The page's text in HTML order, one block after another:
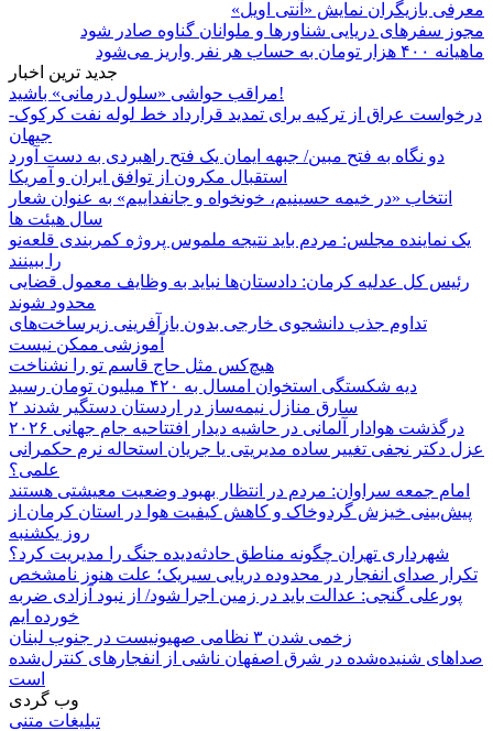
معرفی بازیگران نمایش «آنتی اویل»
مجوز سفرهای دریایی شناورها و ملوانان گناوه صادر شود
ماهیانه ۴۰۰ هزار تومان به حساب هر نفر واریز می‌شود
جدید ترین اخبار
مراقب حواشی «سلول درمانی» باشید!
درخواست عراق از ترکیه برای تمدید قرارداد خط لوله نفت کرکوک-
جیهان
دو نگاه به فتح مبین/ جبهه ایمان یک فتح راهبردی به دست آورد
استقبال مکرون از توافق ایران و آمریکا
انتخاب «در خیمه حسینیم، خونخواه و جانفداییم» به عنوان شعار
سال هیئت ها
یک نماینده مجلس: مردم باید نتیجه ملموس پروژه کمربندی قلعه‌نو
را ببینند
رئیس کل عدلیه کرمان: دادستان‌ها نباید به وظایف معمول قضایی
محدود شوند
تداوم جذب دانشجوی خارجی بدون بازآفرینی زیرساخت‌های
آموزشی ممکن نیست
هیچ‌کس مثل حاج قاسم تو را نشناخت
دیه شکستگی استخوان امسال به ۴۲۰ میلیون تومان رسید
۲ سارق منازل نیمه‌ساز در اردستان دستگیر شدند
درگذشت هوادار آلمانی در حاشیه دیدار افتتاحیه جام جهانی ۲۰۲۶
عزل دکتر نجفی تغییر ساده مدیریتی یا جریان استحاله نرم حکمرانی
علمی؟
امام جمعه سراوان: مردم در انتظار بهبود وضعیت معیشتی هستند
پیش‌بینی خیزش گردوخاک و کاهش کیفیت هوا در استان کرمان از
روز یکشنبه
شهرداری تهران چگونه مناطق حادثه‌دیده جنگ را مدیریت کرد؟
تکرار صدای انفجار در محدوده دریایی سیریک؛ علت هنوز نامشخص
پورعلی گنجی: عدالت باید در زمین اجرا شود/ از نبود آزادی ضربه
خورده ایم
زخمی شدن ۳ نظامی صهیونیست در جنوب لبنان
صداهای شنیده‌شده در شرق اصفهان ناشی از انفجارهای کنترل‌شده
است
وب گردی
تبلیغات متنی